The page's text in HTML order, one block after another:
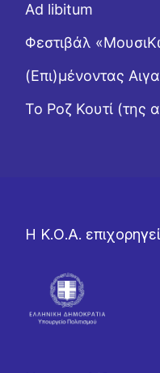
Ad libitum
Φεστιβάλ
(Επι)μένοντας
Το Ροζ Κουτί (της
Η Κ.Ο.Α.